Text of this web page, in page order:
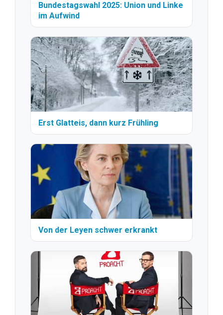
Bundestagswahl 2025: Union und Linke
im Aufwind
Erst Glatteis, dann kurz Frühling
Von der Leyen schwer erkrankt